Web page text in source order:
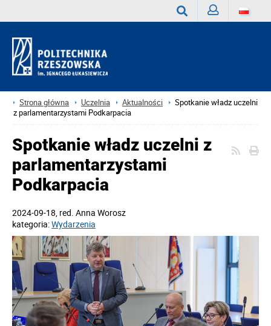
Strona główna Uczelnia Aktualności
Spotkanie władz uczelni
z parlamentarzystami Podkarpacia
Spotkanie władz uczelni z
parlamentarzystami
Podkarpacia
2024-09-18, red. Anna Worosz
kategoria:Wydarzenia